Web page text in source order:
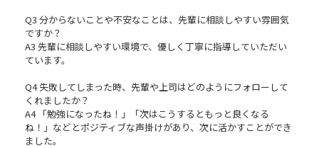
Q3 分からないことや不安なことは、先輩に相談しやすい雰囲気
ですか？
A3 先輩に相談しやすい環境で、優しく丁寧に指導していただい
ています。
Q4 失敗してしまった時、先輩や上司はどのようにフォローして
くれましたか？
A4 「勉強になったね！」「次はこうするともっと良くなる
ね！」などとポジティブな声掛けがあり、次に活かすことができ
ました。